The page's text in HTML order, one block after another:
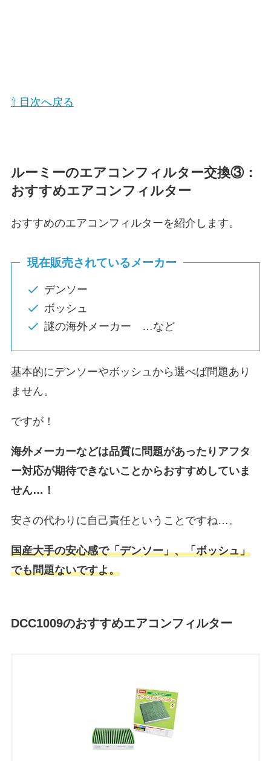
⇧ 目次へ戻る
ルーミーのエアコンフィルター交換③：
おすすめエアコンフィルター
おすすめのエアコンフィルターを紹介します。
現在販売されているメーカー
デンソー
ボッシュ
謎の海外メーカー …など
基本的にデンソーやボッシュから選べば問題あり
ません。
ですが！
海外メーカーなどは品質に問題があったりアフタ
ー対応が期待できないことからおすすめしていま
せん…！
安さの代わりに自己責任ということですね…。
国産大手の安心感で「デンソー」、「ボッシュ」
でも問題ないですよ。
DCC1009のおすすめエアコンフィルター